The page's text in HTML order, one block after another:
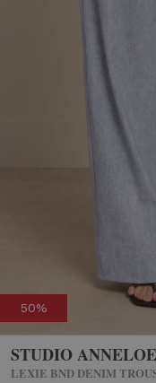
50%
STUDIO
LEXIE BND DENIM